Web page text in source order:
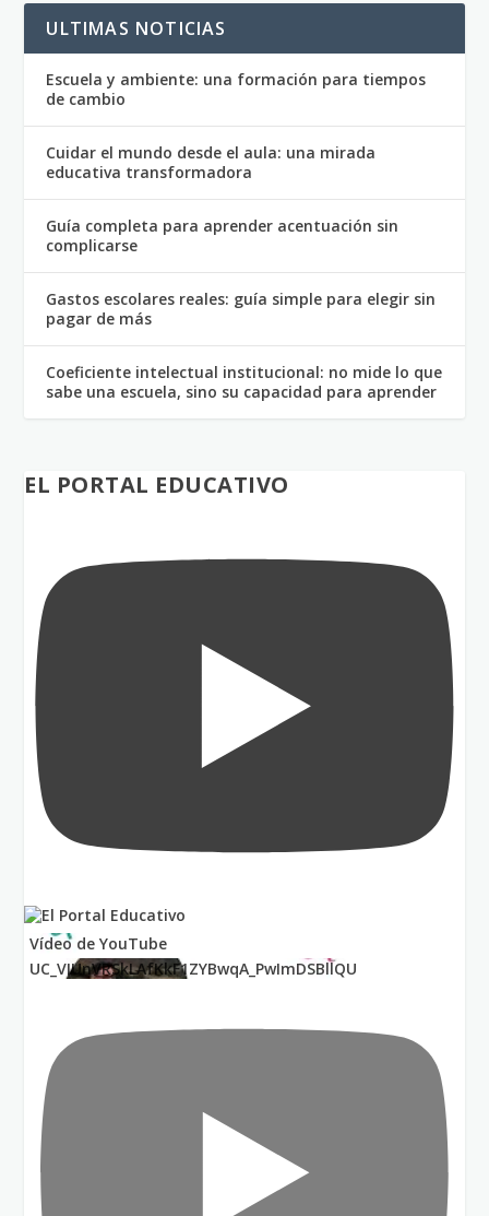
ULTIMAS NOTICIAS
Escuela y ambiente: una formación para tiempos
de cambio
Cuidar el mundo desde el aula: una mirada
educativa transformadora
Guía completa para aprender acentuación sin
complicarse
Gastos escolares reales: guía simple para elegir sin
pagar de más
Coeficiente intelectual institucional: no mide lo que
sabe una escuela, sino su capacidad para aprender
EL PORTAL EDUCATIVO
Vídeo de YouTube
UC_VIUnVRSkLAfKkF1ZYBwqA_PwImDSBllQU